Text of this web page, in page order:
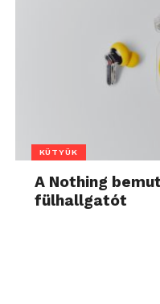
KÜTYÜK
A Nothing
fülhallgatót